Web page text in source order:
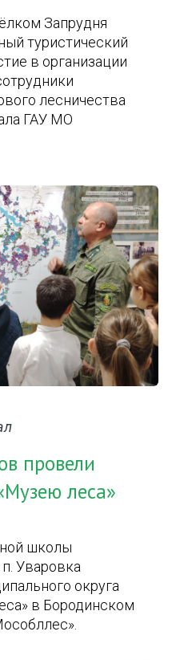
Запрудня
туристический
в организации
лесничества
ГАУ МО
провели
леса»
школы
Уваровка
округа
в Бородинском